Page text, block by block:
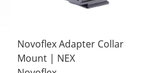
Novoflex Adapter Collar
Mount | NEX